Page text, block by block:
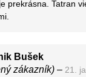
prekrásna. Tatran
Bušek
zákazník) – 21.